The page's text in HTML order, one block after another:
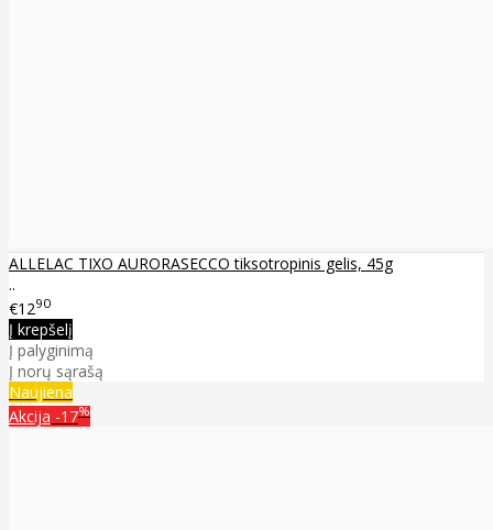
ALLELAC TIXO AURORASECCO tiksotropinis gelis, 45g
..
€1290
Į krepšelį
Į palyginimą
Į norų sąrašą
Naujiena
Akcija -17%